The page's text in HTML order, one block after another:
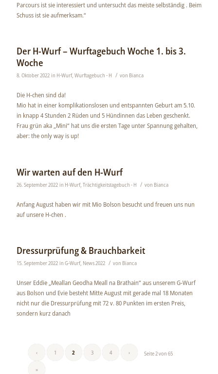
Parcours ist sie interessiert und untersucht das meiste selbständig . Beim
Schuss ist sie aufmerksam.“
Der H-Wurf – Wurftagebuch Woche 1. bis 3.
Woche
8. Oktober 2022 in H-Wurf, Wurftagebuch - H / von Bianca
Die H-chen sind da!
Mio hat in einer komplikationslosen und entspannten Geburt am 5.10.
in knapp 4 Stunden 2 Rüden und 5 Hündinnen das Leben geschenkt.
Frau grün aka „Mini“ hat uns die ersten Tage unter Spannung gehalten,
aber: the only way is up!
Wir warten auf den H-Wurf
26. September 2022 in H-Wurf, Trächtigkeitstagebuch - H / von Bianca
Anfang August haben wir mit Mio Bolson besucht und freuen uns nun
auf unsere H-chen .
Dressurprüfung & Brauchbarkeit
15. September 2022 in G-Wurf, News 2022 / von Bianca
Unser Eddie „Meallan Geodha Meall na Brathain“ aus unserem G-Wurf
aus Bolson und Evie besteht Mitte August mit gerade mal 18 Monaten
nicht nur die Dressurprüfung mit 72 v. 80 Punkten im ersten Preis,
sondern kurz danach
Seite 2 von 65
‹ 1 2 3 4 ›
»